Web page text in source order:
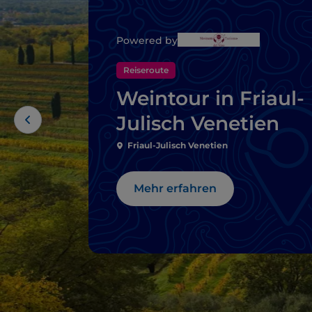
Powered by
Reiseroute
Weintour in Friaul-
Julisch Venetien
Friaul-Julisch Venetien
Mehr erfahren